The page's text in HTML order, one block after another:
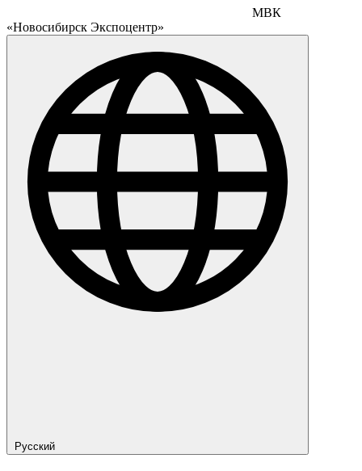
МВК
«Новосибирск Экспоцентр»
Русский